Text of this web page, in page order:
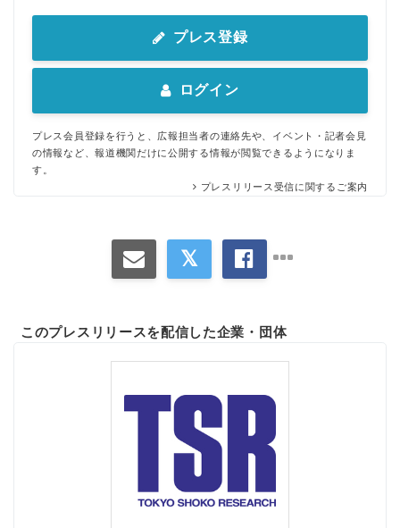
プレス登録
ログイン
プレス会員登録を行うと、広報担当者の連絡先や、イベント・記者会見
の情報など、報道機関だけに公開する情報が閲覧できるようになりま
す。
プレスリリース受信に関するご案内
このプレスリリースを配信した企業・団体